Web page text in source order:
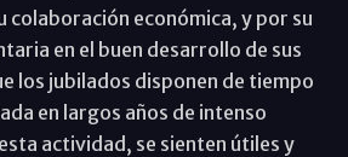
colaboración económica, y por su
en el buen desarrollo de sus
los jubilados disponen de tiempo
en largos años de intenso
actividad, se sienten útiles y